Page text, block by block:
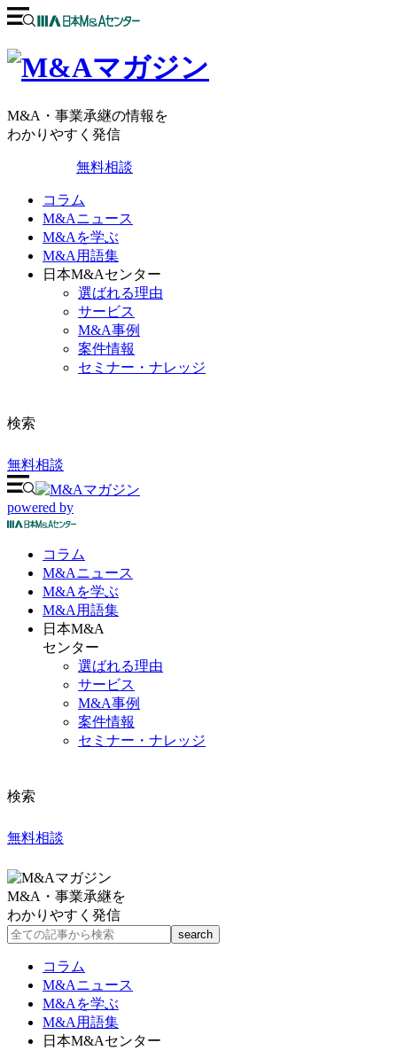
M&A・事業承継の情報を
わかりやすく発信
無料相談
コラム
M&Aニュース
M&Aを学ぶ
M&A用語集
日本M&Aセンター
選ばれる理由
サービス
M&A事例
案件情報
セミナー・ナレッジ
検索
無料相談
powered by
コラム
M&Aニュース
M&Aを学ぶ
M&A 用語集
日本M&A
センター
選ばれる理由
サービス
M&A事例
案件情報
セミナー・ナレッジ
検索
無料相談
M&A・事業承継を
わかりやすく発信
コラム
M&Aニュース
M&Aを学ぶ
M&A用語集
日本M&Aセンター